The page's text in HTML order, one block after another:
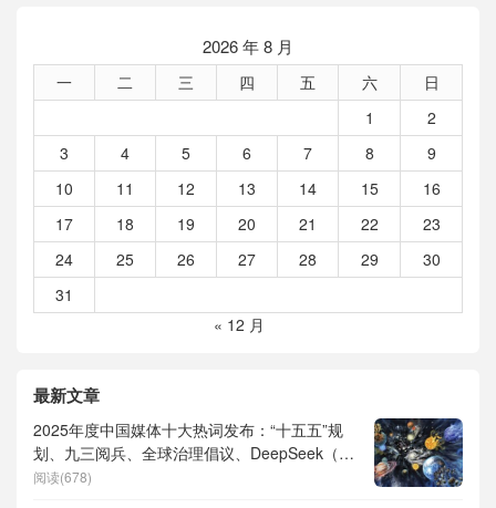
2026 年 8 月
一 二 三 四 五 六
日
1
2
3
4 5 6 7 8
9
10
11 12 13 14 15
16
17
18 19 20 21 22
23
24
25 26 27 28 29
30
31
« 12 月
最新文章
2025年度中国媒体十大热词发布：“十五五”规
划、九三阅兵、全球治理倡议、DeepSeek（深
度求索）、人形机器人、苏超、票根经济、育
阅读(678)